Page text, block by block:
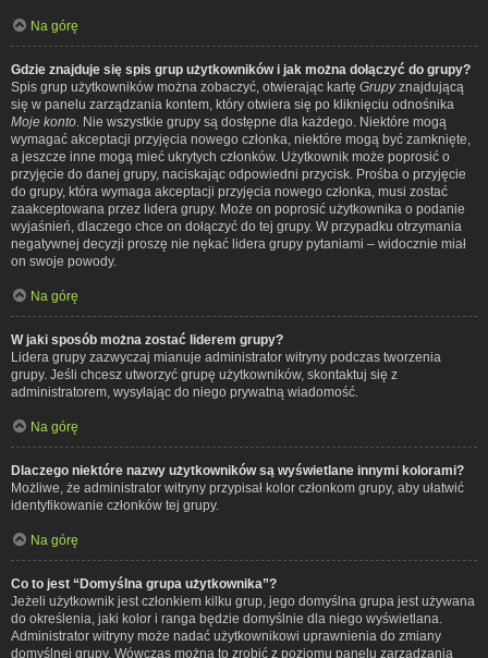
Na górę
Gdzie znajduje się spis grup użytkowników i jak można dołączyć do grupy?
Spis grup użytkowników można zobaczyć, otwierając kartę Grupyznajdującą
się w panelu zarządzania kontem, który otwiera się po kliknięciu odnośnika
Moje konto . Nie wszystkie grupy są dostępne dla każdego. Niektóre mogą
wymagać akceptacji przyjęcia nowego członka, niektóre mogą być zamknięte,
a jeszcze inne mogą mieć ukrytych członków. Użytkownik może poprosić o
przyjęcie do danej grupy, naciskając odpowiedni przycisk. Prośba o przyjęcie
do grupy, która wymaga akceptacji przyjęcia nowego członka, musi zostać
zaakceptowana przez lidera grupy. Może on poprosić użytkownika o podanie
wyjaśnień, dlaczego chce on dołączyć do tej grupy. W przypadku otrzymania
negatywnej decyzji proszę nie nękać lidera grupy pytaniami – widocznie miał
on swoje powody.
Na górę
W jaki sposób można zostać liderem grupy?
Lidera grupy zazwyczaj mianuje administrator witryny podczas tworzenia
grupy. Jeśli chcesz utworzyć grupę użytkowników, skontaktuj się z
administratorem, wysyłając do niego prywatną wiadomość.
Na górę
Dlaczego niektóre nazwy użytkowników są wyświetlane innymi kolorami?
Możliwe, że administrator witryny przypisał kolor członkom grupy, aby ułatwić
identyfikowanie członków tej grupy.
Na górę
Co to jest “Domyślna grupa użytkownika”?
Jeżeli użytkownik jest członkiem kilku grup, jego domyślna grupa jest używana
do określenia, jaki kolor i ranga będzie domyślnie dla niego wyświetlana.
Administrator witryny może nadać użytkownikowi uprawnienia do zmiany
domyślnej grupy. Wówczas można to zrobić z poziomu panelu zarządzania